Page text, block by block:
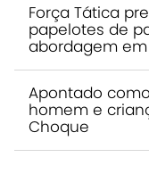
Força Tática
papelotes de
abordagem
Apontado
homem e
Choque